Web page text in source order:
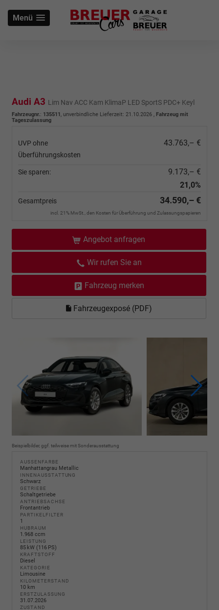
Menü
Audi A3 Lim Nav ACC Kam KlimaP LED SportS PDC+ Keyl
Fahrzeugnr.: 135511 , unverbindliche Lieferzeit: 21.10.2026 , Fahrzeug mit
Tageszulassung
UVP ohne
Überführungskosten
43.763,– €
Sie sparen:
9.173,– €
21,0%
Gesamtpreis 34.590,– €
incl. 21% MwSt., den Kosten für Überführung und Zulassungspapieren
Angebot anfragen
Wir rufen Sie an
Fahrzeug merken
Fahrzeugexposé (PDF)
Beispielbilder, ggf. teilweise mit Sonderausstattung
AUSSENFARBE
Manhattangrau Metallic
INNENAUSSTATTUNG
Schwarz
GETRIEBE
Schaltgetriebe
ANTRIEBSACHSE
Frontantrieb
PARTIKELFILTER
1
HUBRAUM
1.968 ccm
LEISTUNG
85 kW (116 PS)
KRAFTSTOFF
Diesel
KATEGORIE
Limousine
KILOMETERSTAND
10 km
ERSTZULASSUNG
31.07.2026
ZUSTAND